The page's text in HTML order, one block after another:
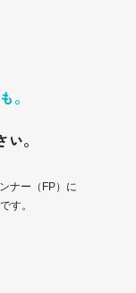
。
。
ナー（FP）に
す。